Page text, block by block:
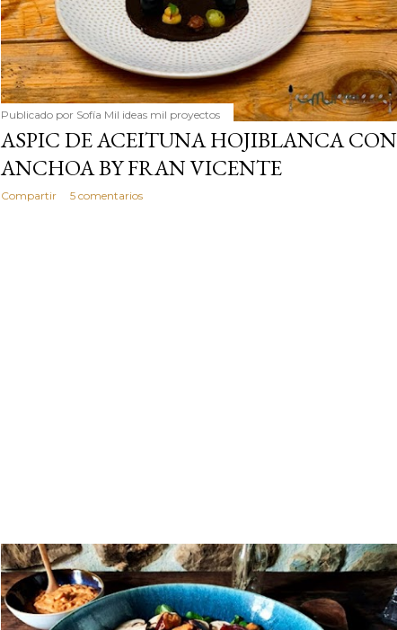
Publicado por Sofía Mil ideas mil proyectos
ASPIC DE ACEITUNA HOJIBLANCA CON
ANCHOA BY FRAN VICENTE
Compartir
5 comentarios